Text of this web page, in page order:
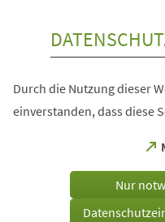
Durch die Nutzung dieser
einverstanden, dass diese
Nur